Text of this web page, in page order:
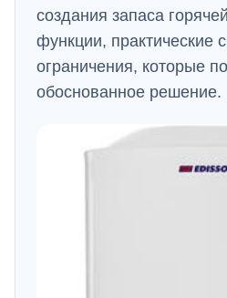
создания запаса
функции, практические
ограничения, которые
обоснованное решение.